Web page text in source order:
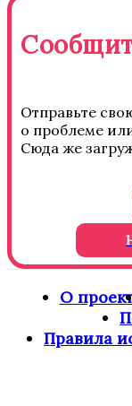
Отправьте
о проблеме
Сюда же
О
Правила